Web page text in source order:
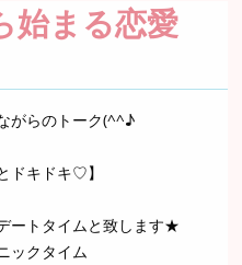
始まる恋愛
がらのトーク(^^♪
ドキドキ♡】
ートタイムと致します★
ックタイム